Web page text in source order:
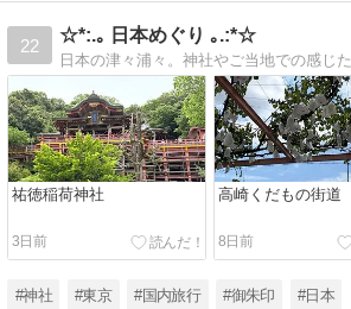
22
☆*:.｡ 日本めぐり ｡.:*☆
祐徳稲荷神社
3日前
高崎くだもの街道
8日前
#神社 #東京 #国内旅行 #御朱印 #日本